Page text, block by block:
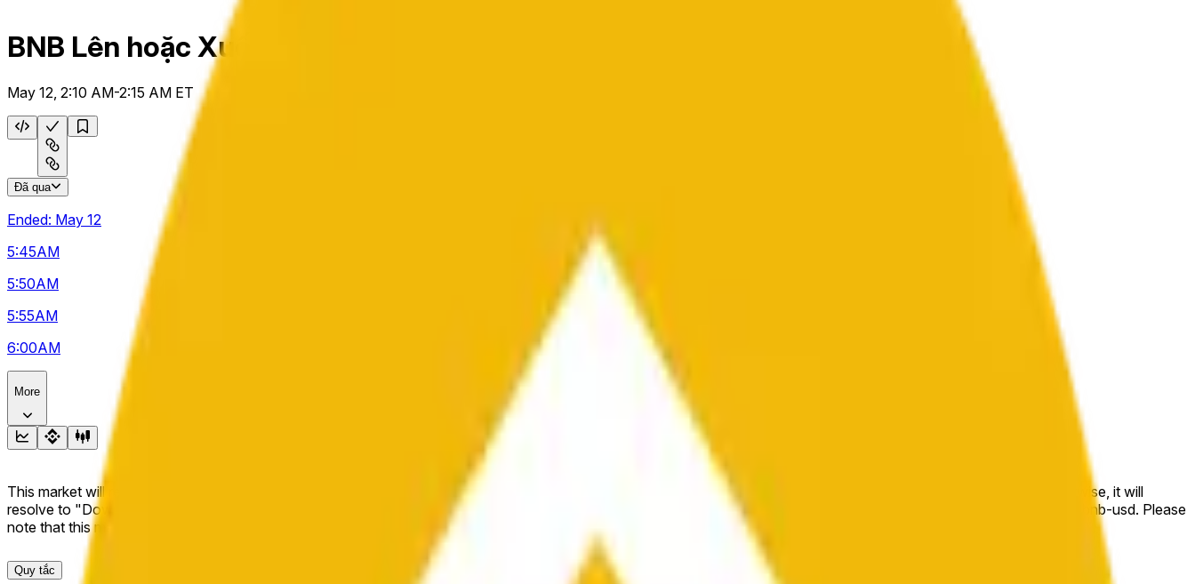
BNB Lên hoặc Xuống 5m
May 12, 2:10 AM-2:15 AM ET
Đã qua
Ended: May 12
5:45AM
5:50AM
5:55AM
6:00AM
More
This market will resolve to "Up" if the BNB price at the end of the time range specified in the title is greater than or equal to the price at the beginning of that range. Otherwise, it will
resolve to "Down". The resolution source for this market is information from Chainlink, specifically the BNB/USD data stream available at https://data.chain.link/streams/bnb-usd. Please
note that this market is about the price according to Chainlink data stream BNB/USD, not according to other sources or spot markets.
Quy tắc